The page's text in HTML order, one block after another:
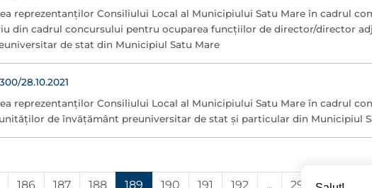
reprezentanților Consiliului Local al Municipiului Satu Mare în cadrul
din cadrul concursului pentru ocuparea funcţiilor de director/director
de stat din Municipiul Satu Mare
28.10.2021
reprezentanților Consiliului Local al Municipiului Satu Mare în cadrul
de învățământ preuniversitar de stat și particular din Municipiul
186 187 188 189 190 191 192 ... 296 297